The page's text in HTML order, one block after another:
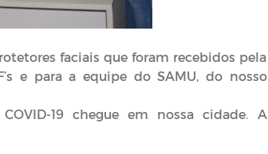
faciais que foram recebidos pela
e para a equipe do SAMU, do nosso
19 chegue em nossa cidade. A